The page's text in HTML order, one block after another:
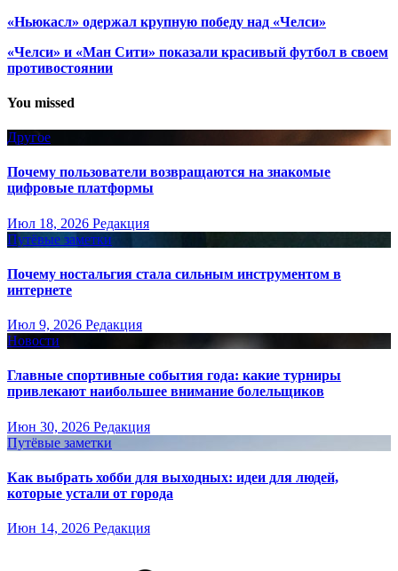
«Ньюкасл» одержал крупную победу над «Челси»
«Челси» и «Ман Сити» показали красивый футбол в своем
противостоянии
You missed
Другое
Почему пользователи возвращаются на знакомые
цифровые платформы
Июл 18, 2026 Редакция
Путёвые заметки
Почему ностальгия стала сильным инструментом в
интернете
Июл 9, 2026 Редакция
Новости
Главные спортивные события года: какие турниры
привлекают наибольшее внимание болельщиков
Июн 30, 2026 Редакция
Путёвые заметки
Как выбрать хобби для выходных: идеи для людей,
которые устали от города
Июн 14, 2026 Редакция